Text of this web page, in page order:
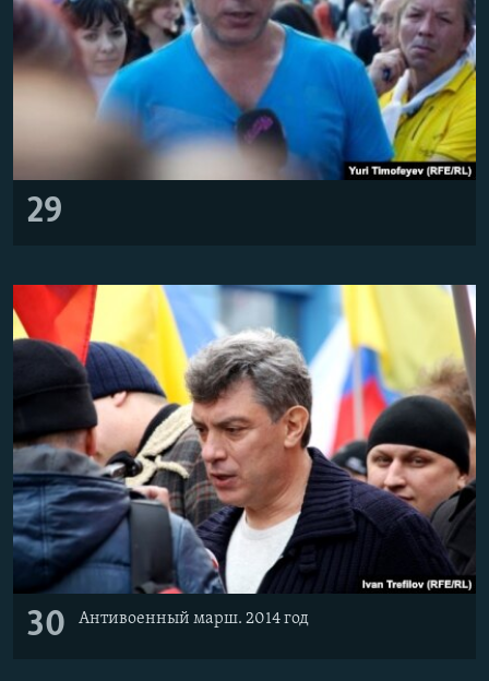
29
30 Антивоенный марш. 2014 год